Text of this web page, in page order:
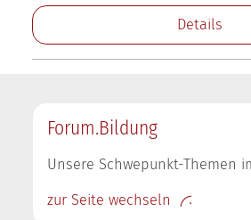
Details
Forum.Bildung
Unsere Schwepunkt-Themen
zur Seite wechseln